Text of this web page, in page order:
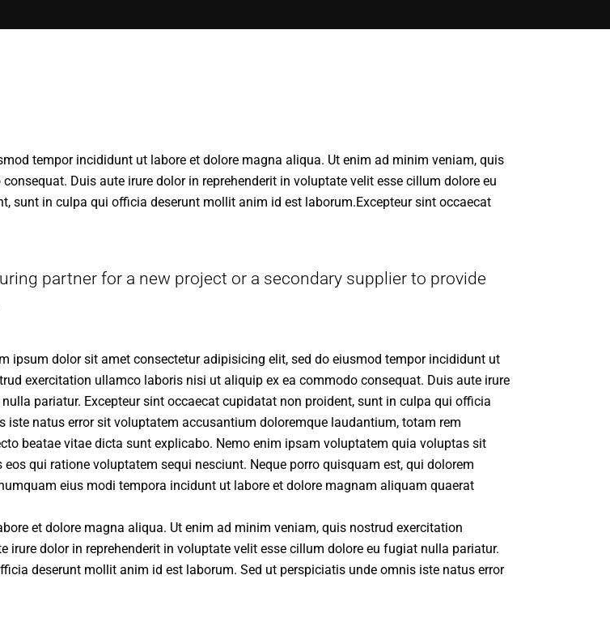
Vins et spiritueux
Pôle distribution
histoire
Pôle production
tempor incididunt ut labore et dolore magna aliqua. Ut enim ad minim veniam, quis
Duis aute irure dolor in reprehenderit in voluptate velit esse cillum dolore eu
sunt in culpa qui officia deserunt mollit anim id est laborum.Excepteur sint occaecat
partner for a new project or a secondary supplier to provide
ipsum dolor sit amet consectetur adipisicing elit, sed do eiusmod tempor incididunt ut
exercitation ullamco laboris nisi ut aliquip ex ea commodo consequat. Duis aute irure
pariatur. Excepteur sint occaecat cupidatat non proident, sunt in culpa qui officia
natus error sit voluptatem accusantium doloremque laudantium, totam rem
beatae vitae dicta sunt explicabo. Nemo enim ipsam voluptatem quia voluptas sit
qui ratione voluptatem sequi nesciunt. Neque porro quisquam est, qui dolorem
eius modi tempora incidunt ut labore et dolore magnam aliquam quaerat
et dolore magna aliqua. Ut enim ad minim veniam, quis nostrud exercitation
dolor in reprehenderit in voluptate velit esse cillum dolore eu fugiat nulla pariatur.
deserunt mollit anim id est laborum. Sed ut perspiciatis unde omnis iste natus error